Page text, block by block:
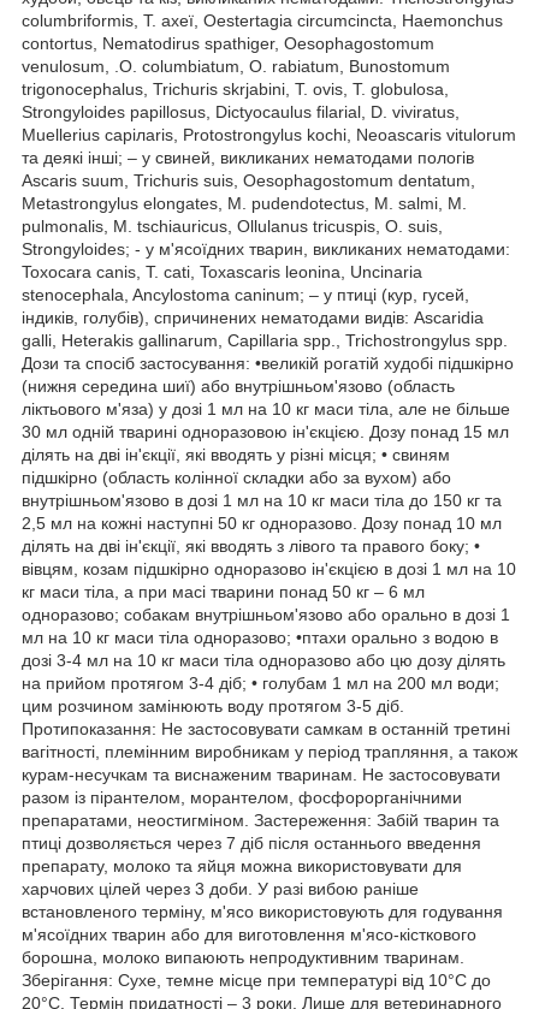
columbriformis, T. ахеї, Oestertagia сіrcumcincta, Haemonchus
contortus, Nematodirus spathiger, Oesophagostomum
venulosum, .O. columbiatum, О. rabiatum, Bunostomum
trigonocephalus, Trichuris skrjabini, T. ovis, T. globulosa,
Strongyloides papillosus, Dictyocaulus filarial, D. viviratus,
Muellerius сарілаris, Protostrongylus kochi, Neoascaris vitulorum
та деякі інші; – у свиней, викликаних нематодами пологів
Ascaris suum, Trichuris suis, Oesophagostomum dentatum,
Metastrongylus elongates, M. pudendotectus, M. salmi, M.
pulmonalis, M. tschiauricus, Ollulanus tricuspis, О. suis,
Strongyloides; - у м'ясоїдних тварин, викликаних нематодами:
Toxocara canis, T. сati, Toxascaris leonina, Uncinaria
stenocephala, Ancylostoma caninum; – у птиці (кур, гусей,
індиків, голубів), спричинених нематодами видів: Ascaridia
galli, Heterakis gallinarum, Саріllaria spp., Trichostrongylus spp.
Дози та спосіб застосування: •великій рогатій худобі підшкірно
(нижня середина шиї) або внутрішньом'язово (область
ліктьового м'яза) у дозі 1 мл на 10 кг маси тіла, але не більше
30 мл одній тварині одноразовою ін'єкцією. Дозу понад 15 мл
ділять на дві ін'єкції, які вводять у різні місця; • свиням
підшкірно (область колінної складки або за вухом) або
внутрішньом'язово в дозі 1 мл на 10 кг маси тіла до 150 кг та
2,5 мл на кожні наступні 50 кг одноразово. Дозу понад 10 мл
ділять на дві ін'єкції, які вводять з лівого та правого боку; •
вівцям, козам підшкірно одноразово ін'єкцією в дозі 1 мл на 10
кг маси тіла, а при масі тварини понад 50 кг – 6 мл
одноразово; собакам внутрішньом'язово або орально в дозі 1
мл на 10 кг маси тіла одноразово; •птахи орально з водою в
дозі 3-4 мл на 10 кг маси тіла одноразово або цю дозу ділять
на прийом протягом 3-4 діб; • голубам 1 мл на 200 мл води;
цим розчином замінюють воду протягом 3-5 діб.
Протипоказання: Не застосовувати самкам в останній третині
вагітності, племінним виробникам у період трапляння, а також
курам-несучкам та виснаженим тваринам. Не застосовувати
разом із пірантелом, морантелом, фосфорорганічними
препаратами, неостигміном. Застереження: Забій тварин та
птиці дозволяється через 7 діб після останнього введення
препарату, молоко та яйця можна використовувати для
харчових цілей через 3 доби. У разі вибою раніше
встановленого терміну, м'ясо використовують для годування
м'ясоїдних тварин або для виготовлення м'ясо-кісткового
борошна, молоко випаюють непродуктивним тваринам.
Зберігання: Сухе, темне місце при температурі від 10°С до
20°С. Термін придатності – 3 роки. Лише для ветеринарного